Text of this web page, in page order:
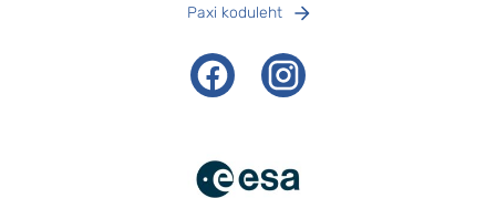
Paxi koduleht
FacebookInstagram